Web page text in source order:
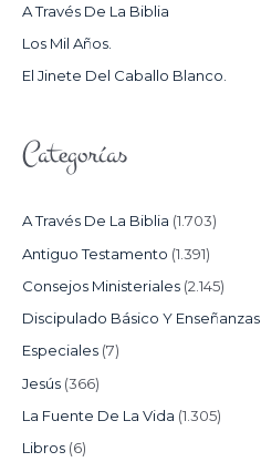
R
:
A Través De La Biblia
Los Mil Años.
El Jinete Del Caballo Blanco.
Categorías
A Través De La Biblia (1.703)
Antiguo Testamento (1.391)
Consejos Ministeriales (2.145)
Discipulado Básico Y Enseñanzas
Especiales (7)
Jesús (366)
La Fuente De La Vida (1.305)
Libros (6)